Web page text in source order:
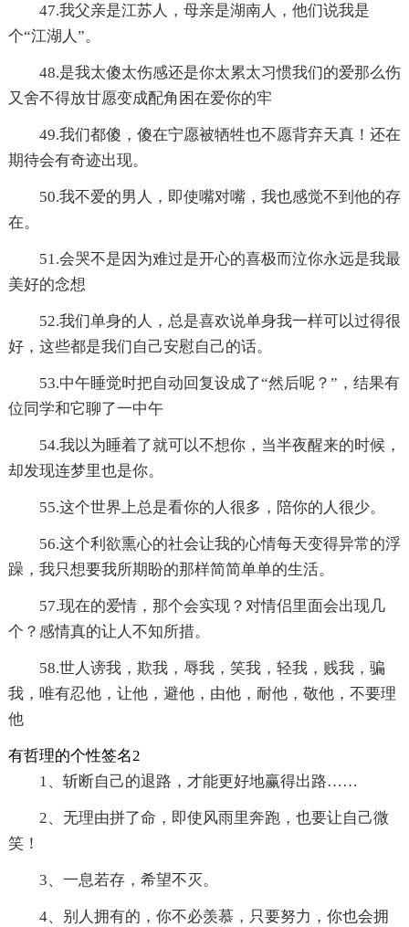
47.我父亲是江苏人，母亲是湖南人，他们说我是
个“江湖人”。
48.是我太傻太伤感还是你太累太习惯我们的爱那么伤
又舍不得放甘愿变成配角困在爱你的牢
49.我们都傻，傻在宁愿被牺牲也不愿背弃天真！还在
期待会有奇迹出现。
50.我不爱的男人，即使嘴对嘴，我也感觉不到他的存
在。
51.会哭不是因为难过是开心的喜极而泣你永远是我最
美好的念想
52.我们单身的人，总是喜欢说单身我一样可以过得很
好，这些都是我们自己安慰自己的话。
53.中午睡觉时把自动回复设成了“然后呢？”，结果有
位同学和它聊了一中午
54.我以为睡着了就可以不想你，当半夜醒来的时候，
却发现连梦里也是你。
55.这个世界上总是看你的人很多，陪你的人很少。
56.这个利欲熏心的社会让我的心情每天变得异常的浮
躁，我只想要我所期盼的那样简简单单的生活。
57.现在的爱情，那个会实现？对情侣里面会出现几
个？感情真的让人不知所措。
58.世人谤我，欺我，辱我，笑我，轻我，贱我，骗
我，唯有忍他，让他，避他，由他，耐他，敬他，不要理
他
有哲理的个性签名2
1、斩断自己的退路，才能更好地赢得出路……
2、无理由拼了命，即使风雨里奔跑，也要让自己微
笑！
3、一息若存，希望不灭。
4、别人拥有的，你不必羡慕，只要努力，你也会拥